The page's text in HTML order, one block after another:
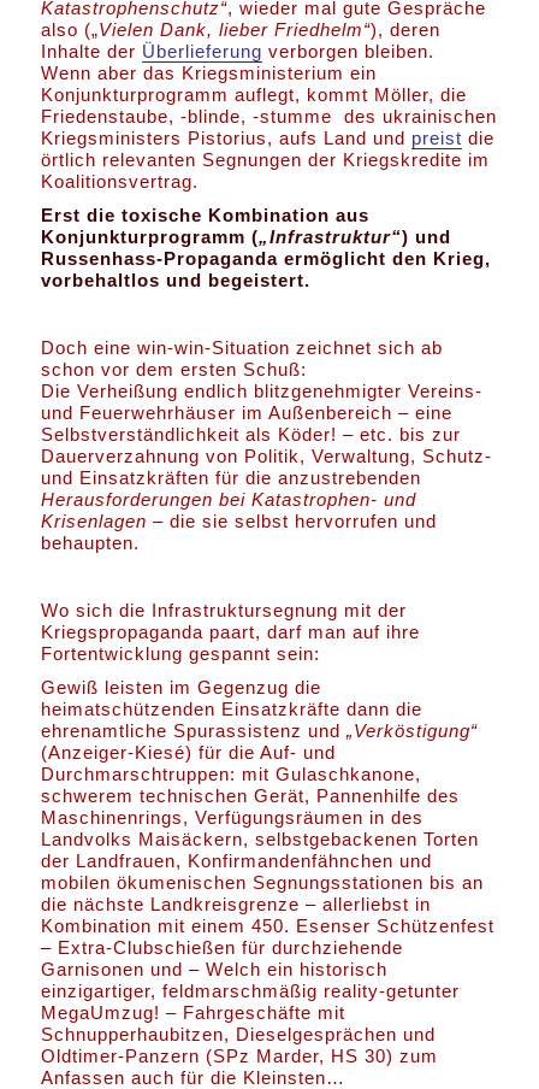
Katastrophenschutz“, wieder mal gute Gespräche
also („Vielen Dank, lieber Friedhelm“), deren
Inhalte der Überlieferung verborgen bleiben.
Wenn aber das Kriegsministerium ein
Konjunkturprogramm auflegt, kommt Möller, die
Friedenstaube, -blinde, -stumme des ukrainischen
Kriegsministers Pistorius, aufs Land und preist die
örtlich relevanten Segnungen der Kriegskredite im
Koalitionsvertrag.
Erst die toxische Kombination aus
Konjunkturprogramm („Infrastruktur“) und
Russenhass-Propaganda ermöglicht den Krieg,
vorbehaltlos und begeistert.
Doch eine win-win-Situation zeichnet sich ab
schon vor dem ersten Schuß:
Die Verheißung endlich blitzgenehmigter Vereins-
und Feuerwehrhäuser im Außenbereich – eine
Selbstverständlichkeit als Köder! – etc. bis zur
Dauerverzahnung von Politik, Verwaltung, Schutz-
und Einsatzkräften für die anzustrebenden
Herausforderungen bei Katastrophen- und
Krisenlagen –die sie selbst hervorrufen und
behaupten.
Wo sich die Infrastruktursegnung mit der
Kriegspropaganda paart, darf man auf ihre
Fortentwicklung gespannt sein:
Gewiß leisten im Gegenzug die
heimatschützenden Einsatzkräfte dann die
ehrenamtliche Spurassistenz und„Verköstigung“
(Anzeiger-Kiesé) für die Auf- und
Durchmarschtruppen: mit Gulaschkanone,
schwerem technischen Gerät, Pannenhilfe des
Maschinenrings, Verfügungsräumen in des
Landvolks Maisäckern, selbstgebackenen Torten
der Landfrauen, Konfirmandenfähnchen und
mobilen ökumenischen Segnungsstationen bis an
die nächste Landkreisgrenze – allerliebst in
Kombination mit einem 450. Esenser Schützenfest
– Extra-Clubschießen für durchziehende
Garnisonen und – Welch ein historisch
einzigartiger, feldmarschmäßig reality-getunter
MegaUmzug! – Fahrgeschäfte mit
Schnupperhaubitzen, Dieselgesprächen und
Oldtimer-Panzern (SPz Marder, HS 30) zum
Anfassen auch für die Kleinsten…